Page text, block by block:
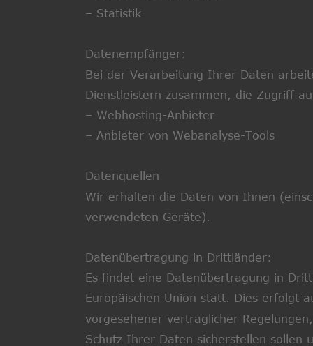
– Statistik
Datenempfänger:
Bei der Verarbeitung Ihrer Daten
Dienstleistern zusammen, die Zugriff
– Webhosting-Anbieter
– Anbieter von Webanalyse-Tools
Datenquellen
Wir erhalten die Daten von Ihnen
verwendeten Geräte).
Datenübertragung in Drittländer:
Es findet eine Datenübertragung in
Europäischen Union statt. Dies erfolgt
vorgesehener vertraglicher
Schutz Ihrer Daten sicherstellen sollen